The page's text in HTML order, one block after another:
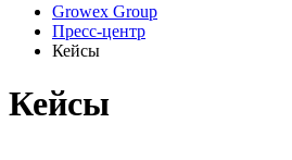
Growex Group
Пресс-центр
Кейсы
Кейсы